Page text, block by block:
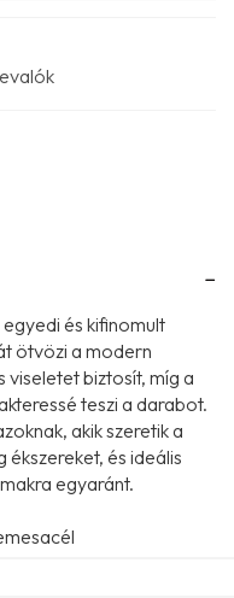
és kifinomult
ötvözi a modern
viseletet biztosít, míg a
teszi a darabot.
akik szeretik a
ékszereket, és ideális
egyaránt.